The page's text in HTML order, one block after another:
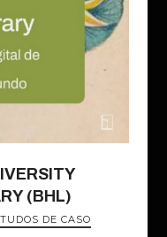
(BHL)
DE CASO